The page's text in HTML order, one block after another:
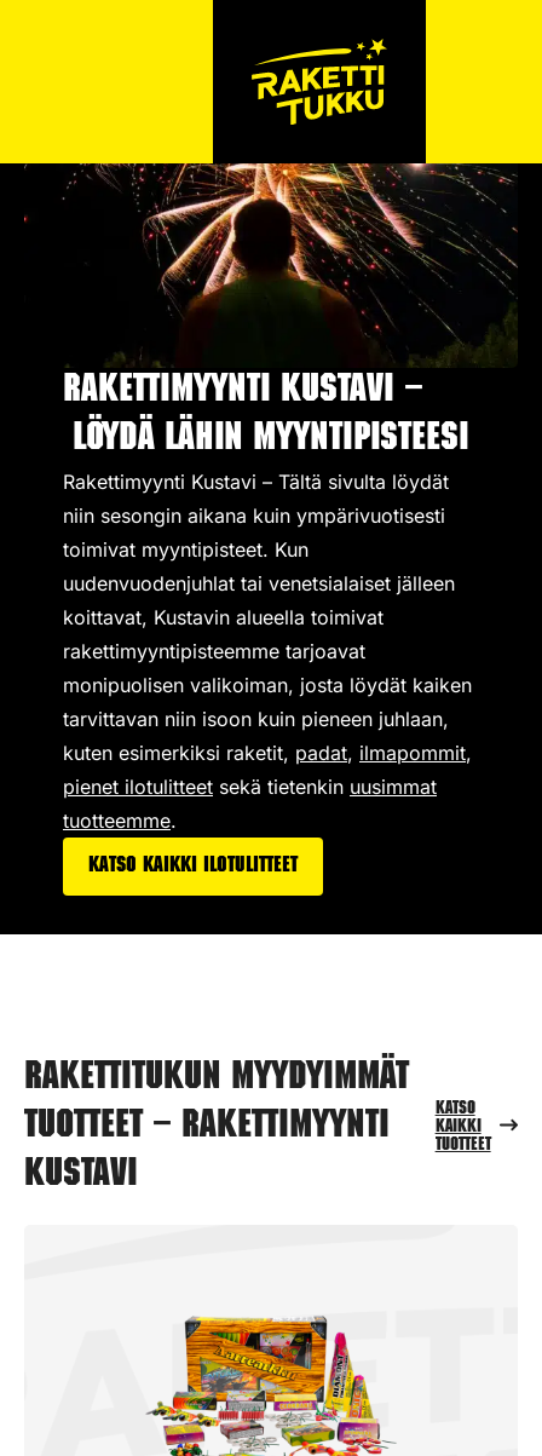
Rakettimyynti Kustavi –
Löydä lähin myyntipisteesi
Rakettimyynti Kustavi – Tältä sivulta löydät
niin sesongin aikana kuin ympärivuotisesti
toimivat myyntipisteet. Kun
uudenvuodenjuhlat tai venetsialaiset jälleen
koittavat, Kustavin alueella toimivat
rakettimyyntipisteemme tarjoavat
monipuolisen valikoiman, josta löydät kaiken
tarvittavan niin isoon kuin pieneen juhlaan,
kuten esimerkiksi raketit, padat, ilmapommit,
pienet ilotulitteet sekä tietenkin uusimmat
tuotteemme.
Katso kaikki ilotulitteet
Rakettitukun myydyimmät
tuotteet – Rakettimyynti
Kustavi
Katso
kaikki
tuotteet